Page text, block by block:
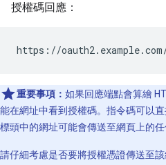
授權碼回應：
https://oauth2.example.com/
重要事項： 如果回應端點會算繪
能在網址中看到授權碼。指令碼可以
標頭中的網址可能會傳送至網頁上的任
請仔細考慮是否要將授權憑證傳送至